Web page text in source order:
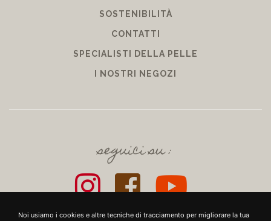
Noi usiamo i cookies e altre tecniche di tracciamento per migliorare la tua
SOSTENIBILITÀ
CONTATTI
SPECIALISTI DELLA PELLE
I NOSTRI NEGOZI
seguici su :